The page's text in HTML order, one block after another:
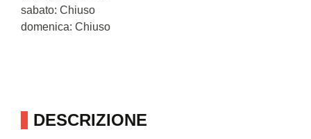
DESCRIZIONE
sabato: Chiuso
domenica: Chiuso